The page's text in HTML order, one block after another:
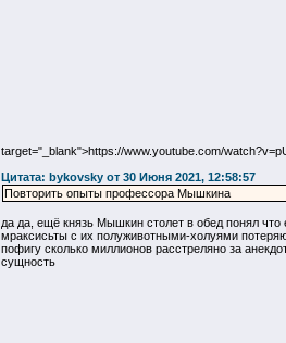
target="_blank">https://www.youtube.com/
Цитата: bykovsky от 30 Июня 2021, 12:58:57
Повторить опыты профессора Мышкина
да да, ещё князь Мышкин столет в обед понял
мраксисьты с их полуживотными-холуями
пофигу сколько миллионов расстреляно за
сущность